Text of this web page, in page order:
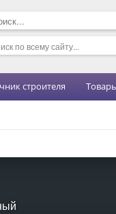
строителя